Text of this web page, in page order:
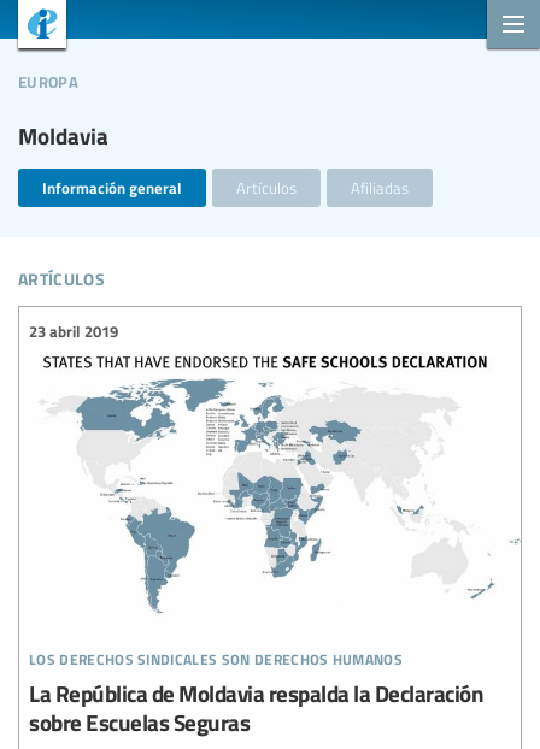
Moldavia
europa
Información general Artículos Afiliadas
artículos
los derechos sindicales son derechos humanos
23 abril 2019
La República de Moldavia respalda la Declaración
sobre Escuelas Seguras